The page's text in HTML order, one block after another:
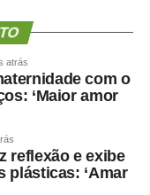
atrás
com o
‘Maior amor
reflexão e exibe
plásticas: ‘Amar